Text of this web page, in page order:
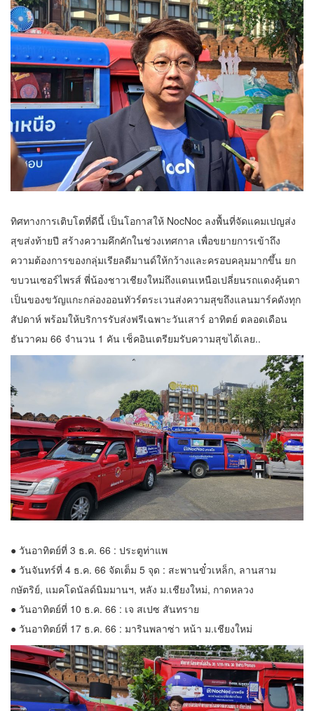
ทิศทางการเติบโตที่ดีนี้ เป็นโอกาสให้ NocNoc ลงพื้นที่จัดแคมเปญส่ง
สุขส่งท้ายปี สร้างความคึกคักในช่วงเทศกาล เพื่อขยายการเข้าถึง
ความต้องการของกลุ่มเรียลดีมานด์ให้กว้างและครอบคลุมมากขึ้น ยก
ขบวนเซอร์ไพรส์ พี่น้องชาวเชียงใหม่ถึงแดนเหนือเปลี่ยนรถแดงคุ้นตา
เป็นของขวัญแกะกล่องออนทัวร์ตระเวนส่งความสุขถึงแลนมาร์คดังทุก
สัปดาห์ พร้อมให้บริการรับส่งฟรีเฉพาะวันเสาร์ อาทิตย์ ตลอดเดือน
ธันวาคม 66 จำนวน 1 คัน เช็คอินเตรียมรับความสุขได้เลย..
● วันอาทิตย์ที่ 3 ธ.ค. 66 : ประตูท่าแพ
● วันจันทร์ที่ 4 ธ.ค. 66 จัดเต็ม 5 จุด : สะพานขั๋วเหล็ก, ลานสาม
กษัตริย์, แมคโดนัลด์นิมมานฯ, หลัง ม.เชียงใหม่, กาดหลวง
● วันอาทิตย์ที่ 10 ธ.ค. 66 : เจ สเปซ สันทราย
● วันอาทิตย์ที่ 17 ธ.ค. 66 : มารินพลาซ่า หน้า ม.เชียงใหม่